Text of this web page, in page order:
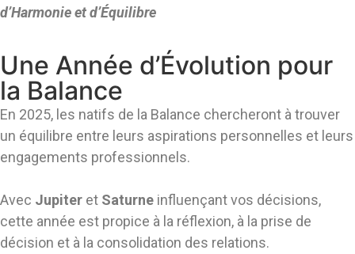
d’Harmonie et d’Équilibre
Une Année d’Évolution pour
la Balance
En 2025, les natifs de la Balance chercheront à trouver
un équilibre entre leurs aspirations personnelles et leurs
engagements professionnels.
Avec Jupiter et Saturne influençant vos décisions,
cette année est propice à la réflexion, à la prise de
décision et à la consolidation des relations.